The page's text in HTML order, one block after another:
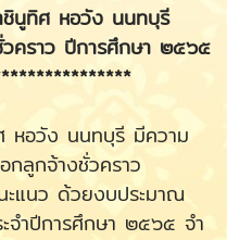
ชินูทิศ หอวัง นนทบุรี
คราว ปีการศึกษา ๒๕๖๕
หอวัง นนทบุรี มีความ
กลูกจ้างชั่วคราว
ะแนว ด้วยงบประมาณ
จําปีการศึกษา ๒๕๖๕ จํา